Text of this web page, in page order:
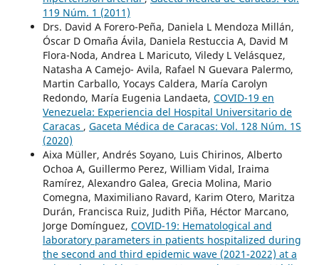
119 Núm. 1 (2011)
Drs. David A Forero-Peña, Daniela L Mendoza Millán,
Óscar D Omaña Ávila, Daniela Restuccia A, David M
Flora-Noda, Andrea L Maricuto, Viledy L Velásquez,
Natasha A Camejo- Avila, Rafael N Guevara Palermo,
Martin Carballo, Yocays Caldera, María Carolyn
Redondo, María Eugenia Landaeta, COVID-19 en
Venezuela: Experiencia del Hospital Universitario de
Caracas , Gaceta Médica de Caracas: Vol. 128 Núm. 1S
(2020)
Aixa Müller, Andrés Soyano, Luis Chirinos, Alberto
Ochoa A, Guillermo Perez, William Vidal, Iraima
Ramírez, Alexandro Galea, Grecia Molina, Mario
Comegna, Maximiliano Ravard, Karim Otero, Maritza
Durán, Francisca Ruiz, Judith Piña, Héctor Marcano,
Jorge Domínguez, COVID-19: Hematological and
laboratory parameters in patients hospitalized during
the second and third epidemic wave (2021-2022) at a